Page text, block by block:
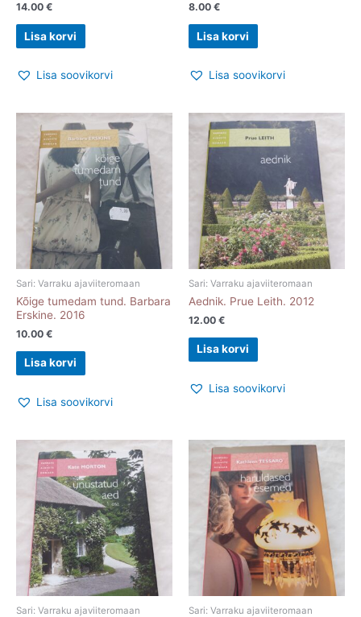
14.00 €
Lisa korvi
Lisa soovikorvi
8.00 €
Lisa korvi
Lisa soovikorvi
Sari: Varraku ajaviiteromaan
Kõige tumedam tund. Barbara
Erskine. 2016
10.00 €
Lisa korvi
Lisa soovikorvi
Sari: Varraku ajaviiteromaan
Aednik. Prue Leith. 2012
12.00 €
Lisa korvi
Lisa soovikorvi
Sari: Varraku ajaviiteromaan Sari: Varraku ajaviiteromaan